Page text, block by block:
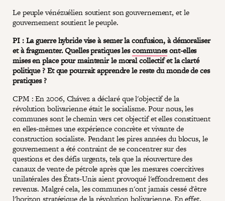
Le peuple vénézuélien soutient son gouvernement, et le
gouvernement soutient le peuple.
PI : La guerre hybride vise à semer la confusion, à démoraliser
et à fragmenter. Quelles pratiques lescommunesont-elles
mises en place pour maintenir le moral collectif et la clarté
politique ? Et que pourrait apprendre le reste du monde de ces
pratiques ?
CPM : En 2006, Chávez a déclaré que l'objectif de la
révolution bolivarienne était le socialisme. Pour nous, les
communes sont le chemin vers cet objectif et elles constituent
en elles-mêmes une expérience concrète et vivante de
construction socialiste. Pendant les pires années du blocus, le
gouvernement a été contraint de se concentrer sur des
questions et des défis urgents, tels que la réouverture des
canaux de vente de pétrole après que les mesures coercitives
unilatérales des États-Unis aient provoqué l'effondrement des
revenus. Malgré cela, les communes n'ont jamais cessé d'être
l'horizon stratégique de la révolution bolivarienne. En effet,